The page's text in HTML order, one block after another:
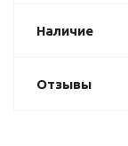
Наличие
Отзывы